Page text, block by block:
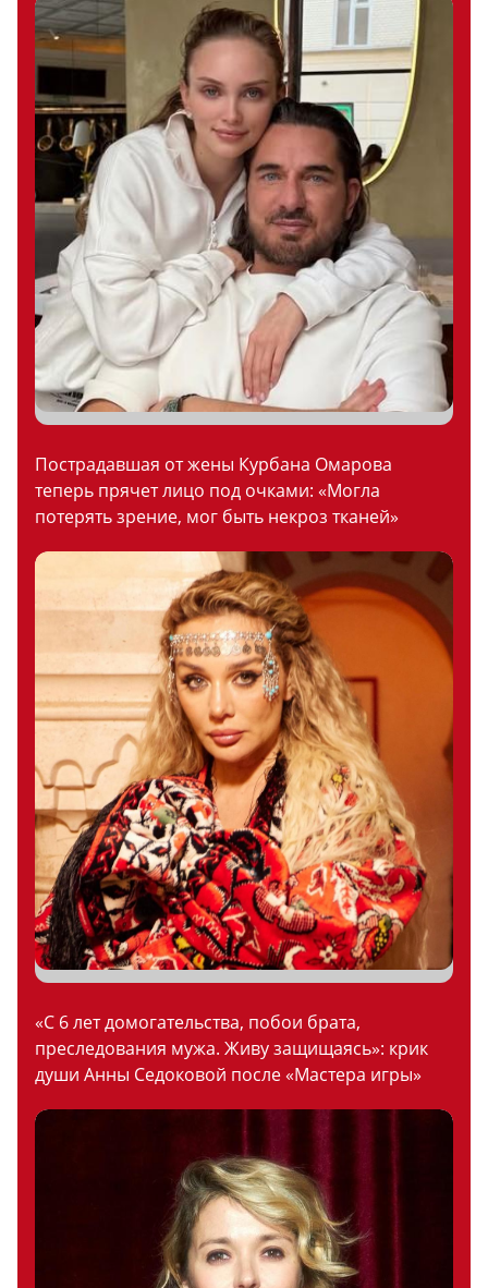
Пострадавшая от жены Курбана Омарова
теперь прячет лицо под очками: «Могла
потерять зрение, мог быть некроз тканей»
«С 6 лет домогательства, побои брата,
преследования мужа. Живу защищаясь»: крик
души Анны Седоковой после «Мастера игры»